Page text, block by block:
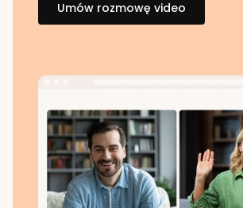
Umów rozmowę video